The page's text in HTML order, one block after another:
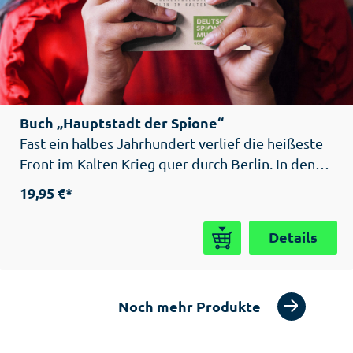
Buch „Hauptstadt der Spione“
Fast ein halbes Jahrhundert verlief die heißeste
Front im Kalten Krieg quer durch Berlin. In den
Geheimdienste von Nato und Warschauer Pakt
ein fortwährendes Duell im Dunkeln, doch auch
deutsche Spione mischten auf beiden Seiten mit:
Bau der Mauer 1961 verlagerte sich der
19,95 €*
Details
Noch mehr Produkte